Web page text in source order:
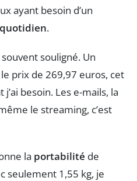
ayant besoin d’un
quotidien.
souligné. Un
prix de 269,97 euros, cet
besoin. Les e-mails, la
le streaming, c’est
la portabilité de
seulement 1,55 kg, je